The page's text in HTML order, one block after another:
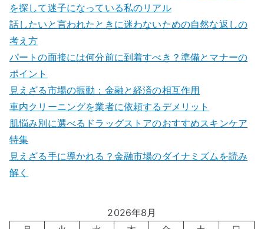
を探して迷子になっている私のリアル
話したいと言われたときに迷わないための自然な返しの
考え方
パートの面接には何分前に到着すべき？準備とマナーの
ポイント
見えざる市場の振動：金融と経済の相互作用
車内クリーニングを業者に依頼するデメリット
肌悩み別に選べるドラッグストアのおすすめスキンケア
特集
見えざる手に導かれる？金融市場のダイナミズムを読み
解く
2026年8月